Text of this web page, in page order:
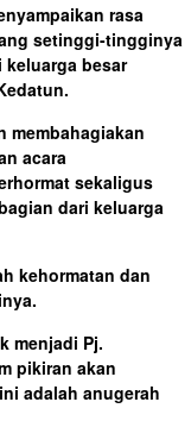
rasa
setinggi-tingginya
keluarga besar
membahagiakan
acara
sekaligus
dari keluarga
kehormatan dan
menjadi Pj.
pikiran akan
adalah anugerah